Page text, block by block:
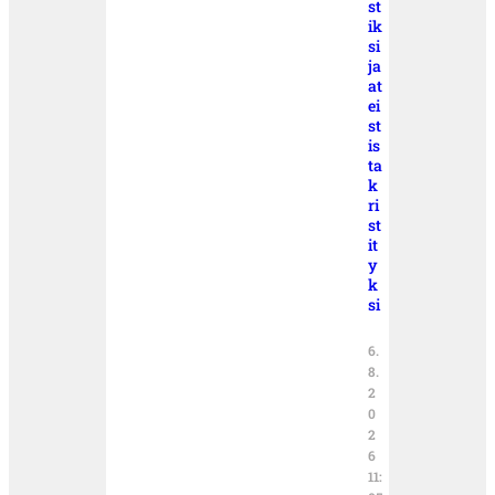
st
ik
si
ja
at
ei
st
is
ta
k
ri
st
it
y
k
si
6.
8.
2
0
2
6
11: